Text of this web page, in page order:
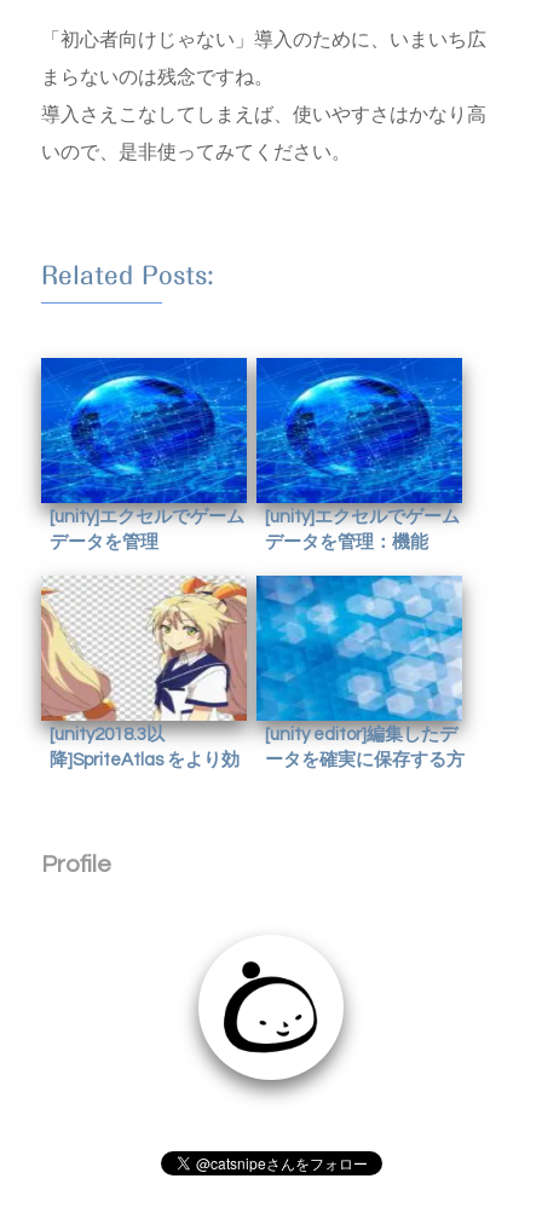
「初心者向けじゃない」導入のために、いまいち広
まらないのは残念ですね。
導入さえこなしてしまえば、使いやすさはかなり高
いので、是非使ってみてください。
Related Posts:
[unity]エクセルでゲーム
データを管理
[unity]エクセルでゲーム
データを管理：機能
[unity2018.3以
降]SpriteAtlas をより効
[unity editor]編集したデ
ータを確実に保存する方
Profile